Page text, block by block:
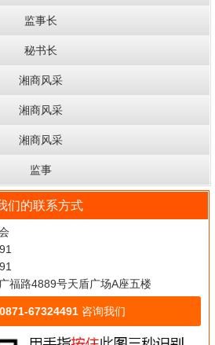
监事长
秘书长
湘商风采
湘商风采
湘商风采
监事
们的联系方式
福路4889号天盾广场A座五楼
0871-67324491 咨询我们